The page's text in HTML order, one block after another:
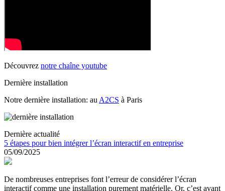
Découvrez notre chaîne youtube
Dernière installation
Notre dernière installation: au A2CS à Paris
Dernière actualité
5 étapes pour bien intégrer l’écran interactif en entreprise
05/09/2025
De nombreuses entreprises font l’erreur de considérer l’écran
interactif comme une installation purement matérielle. Or, c’est avant